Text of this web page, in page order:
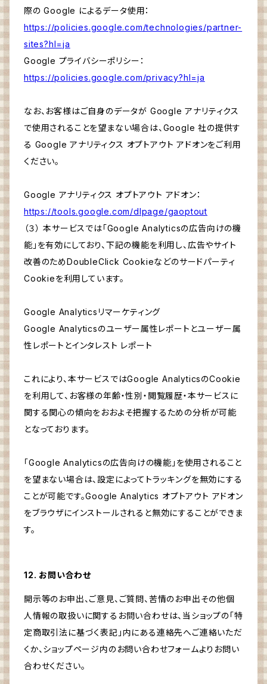
際の Google によるデータ使用：
https://policies.google.com/technologies/partner-
sites?hl=ja
Google プライバシーポリシー：
https://policies.google.com/privacy?hl=ja
なお、お客様はご自身のデータが Google アナリティクス
で使用されることを望まない場合は、Google 社の提供す
る Google アナリティクス オプトアウト アドオンをご利用
ください。
Google アナリティクス オプトアウト アドオン：
https://tools.google.com/dlpage/gaoptout
（３） 本サービスでは「Google Analyticsの広告向けの機
能」を有効にしており、下記の機能を利用し、広告やサイト
改善のためDoubleClick Cookieなどのサードパーティ
Cookieを利用しています。
Google Analyticsリマーケティング
Google Analyticsのユーザー属性レポートとユーザー属
性レポートとインタレスト レポート
これにより、本サービスではGoogle AnalyticsのCookie
を利用して、お客様の年齢・性別・閲覧履歴・本サービスに
関する関心の傾向をおおよそ把握するための分析が可能
となっております。
「Google Analyticsの広告向けの機能」を使用されること
を望まない場合は、設定によってトラッキングを無効にする
ことが可能です。Google Analytics オプトアウト アドオン
をブラウザにインストールされると無効にすることができま
す。
12. お問い合わせ
開示等のお申出、ご意見、ご質問、苦情のお申出その他個
人情報の取扱いに関するお問い合わせは、当ショップの「特
定商取引法に基づく表記」内にある連絡先へご連絡いただ
くか、ショップページ内のお問い合わせフォームよりお問い
合わせください。